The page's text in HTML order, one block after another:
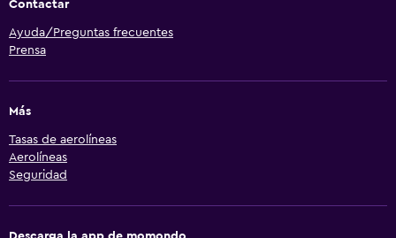
Contactar
Ayuda/Preguntas frecuentes
Prensa
Más
Tasas de aerolíneas
Aerolíneas
Seguridad